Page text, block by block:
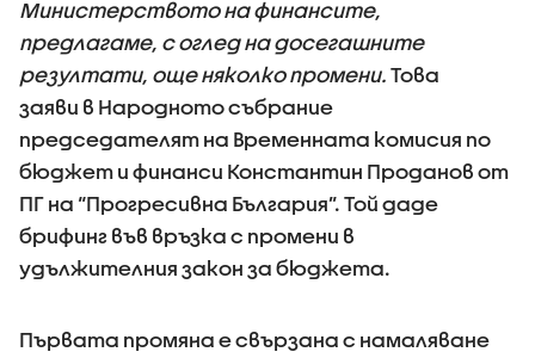
Министерството на финансите,
предлагаме, с оглед на досегашните
резултати, още няколко промени. Това
заяви в Народното събрание
председателят на Временната комисия по
бюджет и финанси Константин Проданов от
ПГ на “Прогресивна България”. Той даде
брифинг във връзка с промени в
удължителния закон за бюджета.
Първата промяна е свързана с намаляване